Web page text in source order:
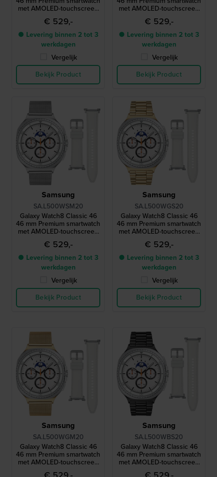
met AMOLED-touchscreen
en extra bandje
€ 529,-
● Levering binnen 2 tot 3
werkdagen
Vergelijk
Bekijk Product
met AMOLED-touchscreen
en extra bandje
€ 529,-
● Levering binnen 2 tot 3
werkdagen
Vergelijk
Bekijk Product
Samsung
SA.L500WSM20
Galaxy Watch8 Classic 46
46 mm Premium smartwatch
met AMOLED-touchscreen
en extra bandje
€ 529,-
● Levering binnen 2 tot 3
werkdagen
Vergelijk
Bekijk Product
Samsung
SA.L500WGS20
Galaxy Watch8 Classic 46
46 mm Premium smartwatch
met AMOLED-touchscreen
en extra bandje
€ 529,-
● Levering binnen 2 tot 3
werkdagen
Vergelijk
Bekijk Product
Samsung
SA.L500WGM20
Galaxy Watch8 Classic 46
46 mm Premium smartwatch
met AMOLED-touchscreen
en extra bandje
Samsung
SA.L500WBS20
Galaxy Watch8 Classic 46
46 mm Premium smartwatch
met AMOLED-touchscreen
en extra bandje